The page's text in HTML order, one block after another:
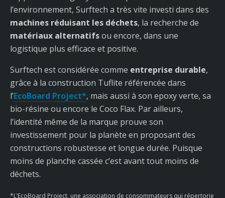
l’environnement, Surftech a très vite investi dans des
machines réduisant les déchets, la recherche de
matériaux alternatifsou encore, dans une
logistique plus efficace et positive.
Surftech est considérée comme entreprise durable,
grâce à la construction Tuflite référencée dans
l’EcoBoard Project*, mais aussi à son epoxy verte, sa
bio-résine ou encore le Coco Flax. Par ailleurs,
l’identité même de la marque prouve son
investissement pour la planète en proposant des
constructions robustesse et longue durée. Puisque
moins de planche cassée c’est avant tout moins de
déchets.
*L’EcoBoard Project, une association de consommateurs qui répertorie